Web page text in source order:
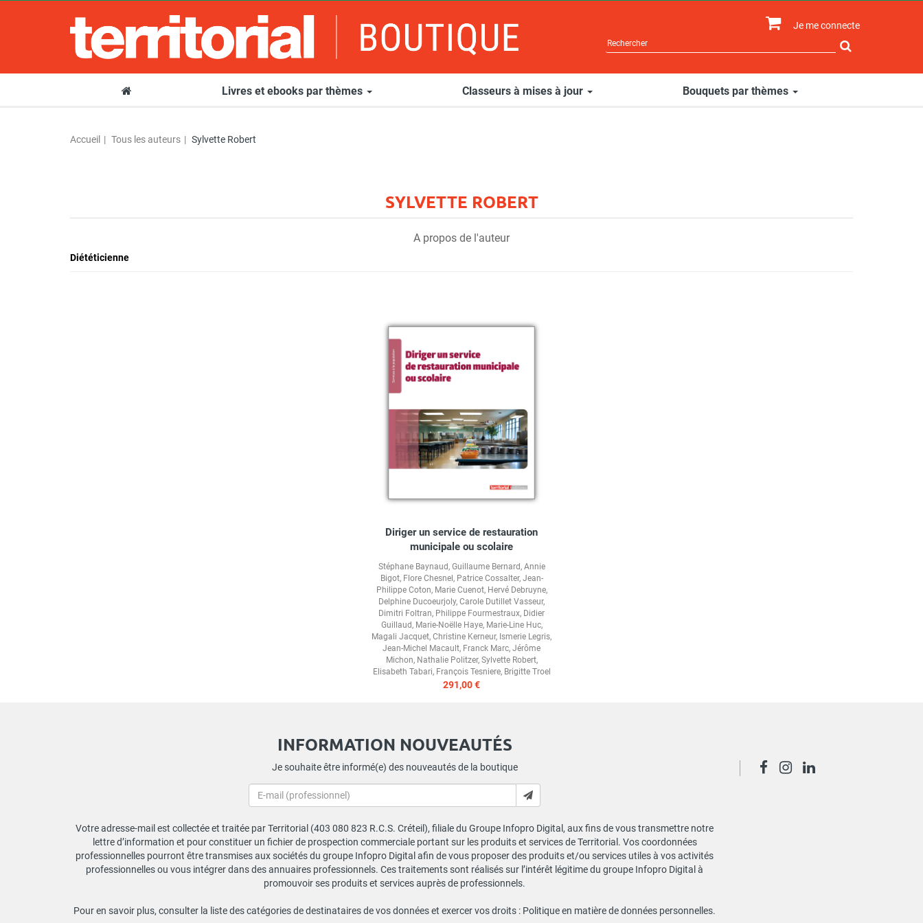
Je me connecte
Livres et ebooks par thèmes Classeurs à mises à jour Bouquets par thèmes
Accueil Tous les auteurs Sylvette Robert
SYLVETTE ROBERT
A propos de l'auteur
Diététicienne
Diriger un service de restauration
municipale ou scolaire
Stéphane Baynaud, Guillaume Bernard, Annie
Bigot, Flore Chesnel , Patrice Cossalter, Jean-
Philippe Coton, Marie Cuenot, Hervé Debruyne,
Delphine Ducoeurjoly, Carole Dutillet Vasseur,
Dimitri Foltran, Philippe Fourmestraux, Didier
Guillaud, Marie-Noëlle Haye, Marie-Line Huc,
Magali Jacquet, Christine Kerneur, Ismerie Legris,
Jean-Michel Macault, Franck Marc, Jérôme
Michon, Nathalie Politzer, Sylvette Robert,
Elisabeth Tabari, François Tesniere, Brigitte Troel
291,00 €
INFORMATION NOUVEAUTÉS
Je souhaite être informé(e) des nouveautés de la boutique
Votre adresse-mail est collectée et traitée par Territorial (403 080 823 R.C.S. Créteil), filiale du Groupe Infopro Digital, aux fins de vous transmettre notre
lettre d’information et pour constituer un fichier de prospection commerciale portant sur les produits et services de Territorial. Vos coordonnées
professionnelles pourront être transmises aux sociétés du groupe Infopro Digital afin de vous proposer des produits et/ou services utiles à vos activités
professionnelles ou vous intégrer dans des annuaires professionnels. Ces traitements sont réalisés sur l’intérêt légitime du groupe Infopro Digital à
promouvoir ses produits et services auprès de professionnels.
Pour en savoir plus, consulter la liste des catégories de destinataires de vos données et exercer vos droits : Politique en matière de données personnelles.